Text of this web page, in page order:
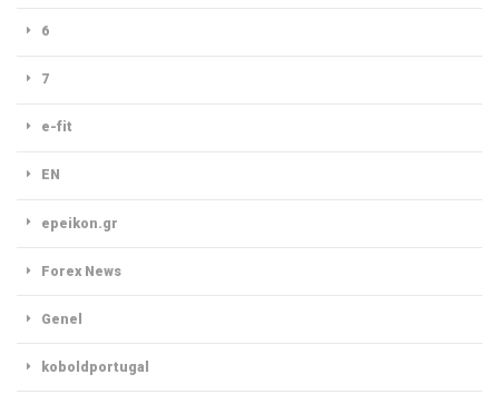
6
7
e-fit
EN
epeikon.gr
Forex News
Genel
koboldportugal